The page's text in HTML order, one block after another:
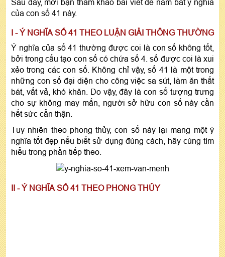
Sau đây, mời bạn tham khảo bài viết để nắm bắt ý nghĩa
của con số 41 này.
I - Ý NGHĨA SỐ 41 THEO LUẬN GIẢI THÔNG THƯỜNG
Ý nghĩa của số 41 thường được coi là con số không tốt,
bởi trong cấu tạo con số có chứa số 4. số được coi là xui
xẻo trong các con số. Không chỉ vậy, số 41 là một trong
những con số đại diện cho công việc sa sút, làm ăn thất
bát, vất vả, khó khăn. Do vậy, đây là con số tượng trưng
cho sự không may mắn, người sở hữu con số này cần
hết sức cẩn thận.
Tuy nhiên theo phong thủy, con số này lại mang một ý
nghĩa tốt đẹp nếu biết sử dụng đúng cách, hãy cùng tìm
hiểu trong phần tiếp theo.
II - Ý NGHĨA SỐ 41 THEO PHONG THỦY